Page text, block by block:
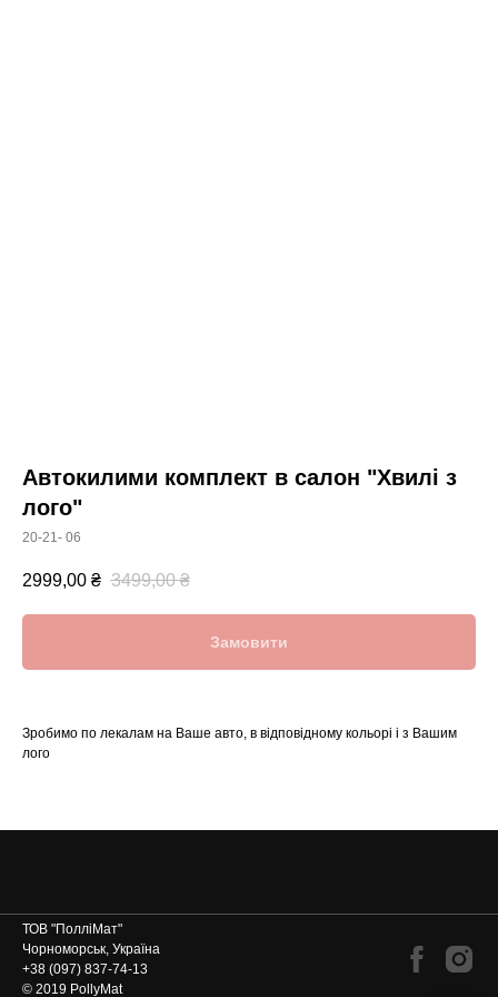
Автокилими комплект в салон "Хвилі з
лого"
20-21- 06
2999,00 ₴ 3499,00 ₴
Замовити
Зробимо по лекалам на Ваше авто, в відповідному кольорі і з Вашим
лого
ТОВ "ПолліМат"
Чорноморськ, Україна
+38 (097) 837-74-13
© 2019 PollyMat